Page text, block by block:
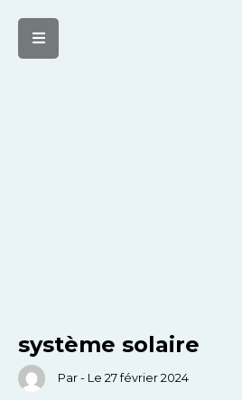
système solaire
Par - Le 27 février 2024